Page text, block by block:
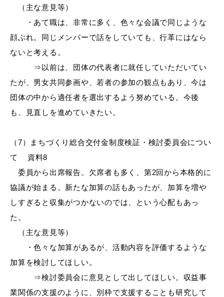
（主な意見等）
・あて職は、非常に多く、色々な会議で同じような
顔ぶれ。同じメンバーで話をしていても、行革にはなら
ないと考える。
⇒以前は、団体の代表者に就任していただいてい
たが、男女共同参画や、若者の参加の観点もあり、今は
団体の中から適任者を選出するよう努めている。今後
も、見直しを進めていきたい。
（7）まちづくり総合交付金制度検証・検討委員会につい
て 資料8
委員から出席報告。欠席者も多く、第2回から本格的に
協議が始まる。新たな加算の話もあったが、加算を増や
しすぎると収集がつかないのでは、という心配もあっ
た。
（主な意見等）
・色々な加算があるが、活動内容を評価するような
加算を検討してほしい。
⇒検討委員会に意見として出してほしい。収益事
業関係の支援のように、別枠で支援することも研究して